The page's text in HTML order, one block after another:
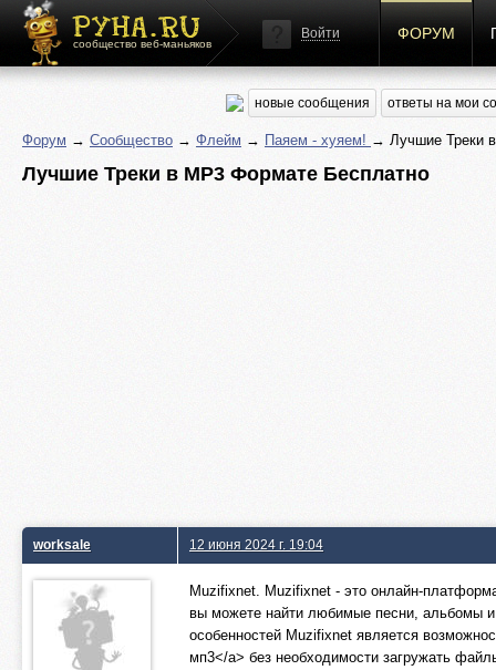
сообщество веб-маньяков
Войти ФОРУМ
новые сообщения ответы на мои
Форум → Сообщество → Флейм → Паяем - хуяем! → Лучшие Треки
Лучшие Треки в MP3 Формате Бесплатно
worksale 12 июня 2024 г. 19:04
Muzifixnet. Muzifixnet - это онлайн-
вы можете найти любимые песни, альбомы
особенностей Muzifixnet является
мп3</a> без необходимости загружать